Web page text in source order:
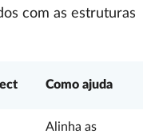
com as estruturas
Como ajuda
Alinha as